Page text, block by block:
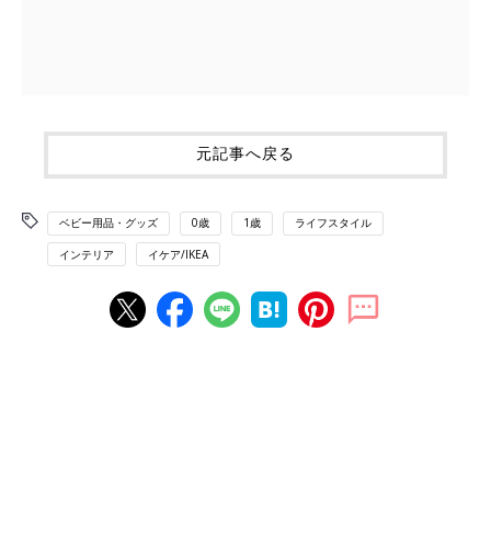
元記事へ戻る
ベビー用品・グッズ 0歳 1歳 ライフスタイル
インテリア イケア/IKEA